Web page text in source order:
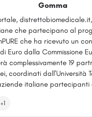
Gomma
che partecipano al
che ha ricevuto un
Euro dalla Commissione
complessivamente 19
coordinati dall’Università
italiane
+1